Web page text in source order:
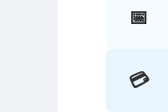
📅
💳